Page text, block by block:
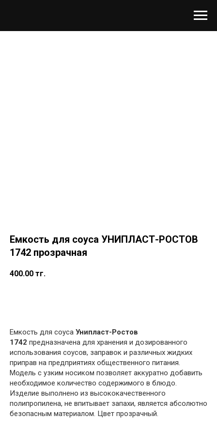
Емкость для соуса УНИПЛАСТ-РОСТОВ
1742 прозрачная
400.00 тг.
Емкость для соуса Унипласт-Ростов
1742 предназначена для хранения и дозированного
использования соусов, заправок и различных жидких
приправ на предприятиях общественного питания.
Модель с узким носиком позволяет аккуратно добавить
необходимое количество содержимого в блюдо.
Изделие выполнено из высококачественного
полипропилена, не впитывает запахи, является абсолютно
безопасным материалом. Цвет прозрачный.